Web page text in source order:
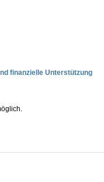
finanzielle Unterstützung